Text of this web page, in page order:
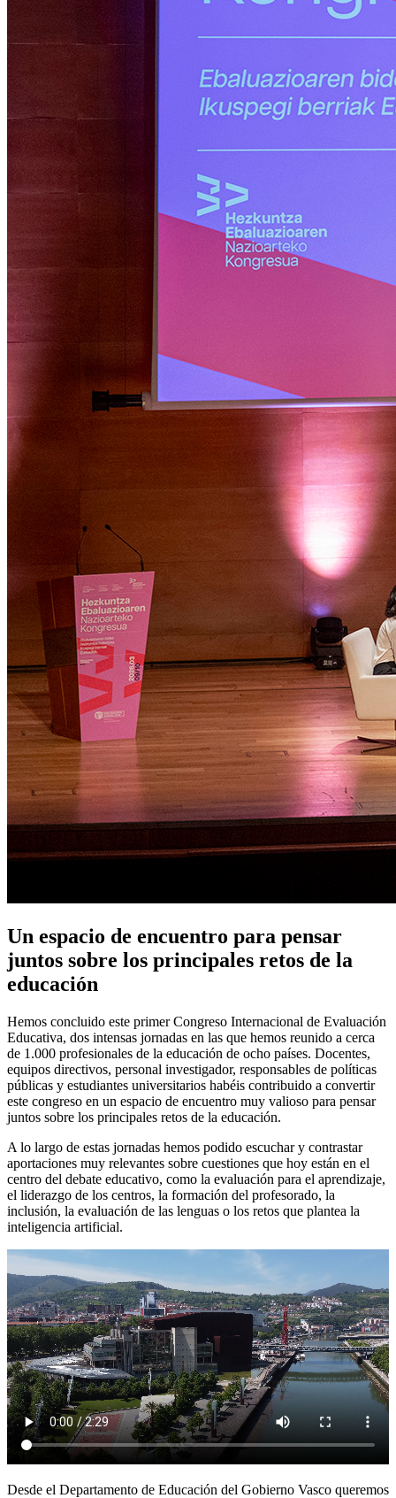
Un espacio de encuentro para pensar
juntos sobre los principales retos de la
educación
Hemos concluido este primer Congreso Internacional de Evaluación
Educativa, dos intensas jornadas en las que hemos reunido a cerca
de 1.000 profesionales de la educación de ocho países. Docentes,
equipos directivos, personal investigador, responsables de políticas
públicas y estudiantes universitarios habéis contribuido a convertir
este congreso en un espacio de encuentro muy valioso para pensar
juntos sobre los principales retos de la educación.
A lo largo de estas jornadas hemos podido escuchar y contrastar
aportaciones muy relevantes sobre cuestiones que hoy están en el
centro del debate educativo, como la evaluación para el aprendizaje,
el liderazgo de los centros, la formación del profesorado, la
inclusión, la evaluación de las lenguas o los retos que plantea la
inteligencia artificial.
Desde el Departamento de Educación del Gobierno Vasco queremos